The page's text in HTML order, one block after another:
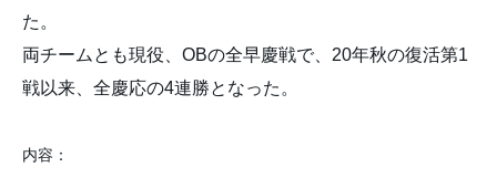
た。
両チームとも現役、OBの全早慶戦で、20年秋の復活第1
戦以来、全慶応の4連勝となった。
内容：